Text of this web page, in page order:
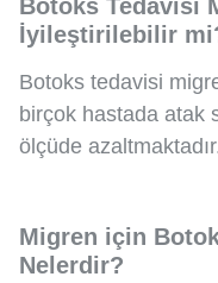
Botoks Tedavisi
İyileştirilebilir
Botoks tedavisi
birçok hastada atak
ölçüde
Migren için
Nelerdir?